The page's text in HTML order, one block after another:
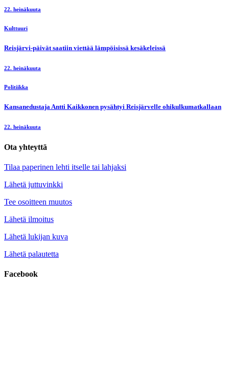
22. heinäkuuta
Kulttuuri
Reisjärvi-päivät saatiin viettää lämpöisissä kesäkeleissä
22. heinäkuuta
Politiikka
Kansanedustaja Antti Kaikkonen pysähtyi Reisjärvelle ohikulkumatkallaan
22. heinäkuuta
Ota yhteyttä
Tilaa paperinen lehti itselle tai lahjaksi
Lähetä juttuvinkki
Tee osoitteen muutos
Lähetä ilmoitus
Lähetä lukijan kuva
Lähetä palautetta
Facebook